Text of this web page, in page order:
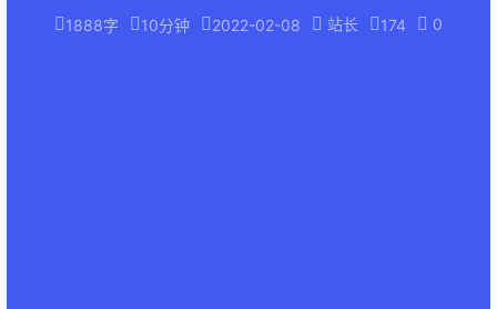
1888字 10分钟 2022-02-08 站长 174 0